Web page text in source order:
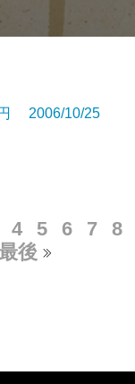
2006/10/25
4 5 6 7
8
後